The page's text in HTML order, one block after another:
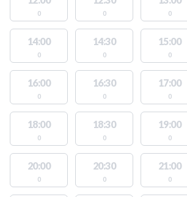
0 0 0
14:00
0
14:30
0
15:00
0
16:00
0
16:30
0
17:00
0
18:00
0
18:30
0
19:00
0
20:00
0
20:30
0
21:00
0